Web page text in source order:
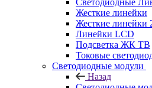
Светодиодные
Жесткие линейки
Жесткие линейки
Линейки LCD
Подсветка ЖК ТВ
Токовые
Светодиодные модули
Назад